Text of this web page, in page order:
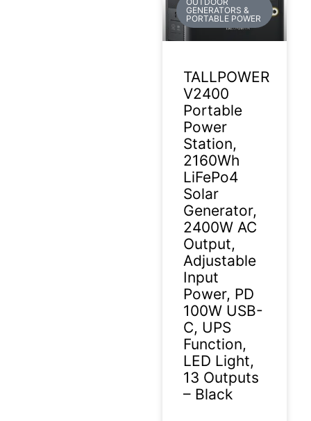
GENERATORS &
PORTABLE POWER
TALLPOWER
V2400
Portable
Power
Station,
2160Wh
LiFePo4
Solar
Generator,
2400W AC
Output,
Adjustable
Input
Power, PD
100W USB-
C, UPS
Function,
LED Light,
13 Outputs
– Black